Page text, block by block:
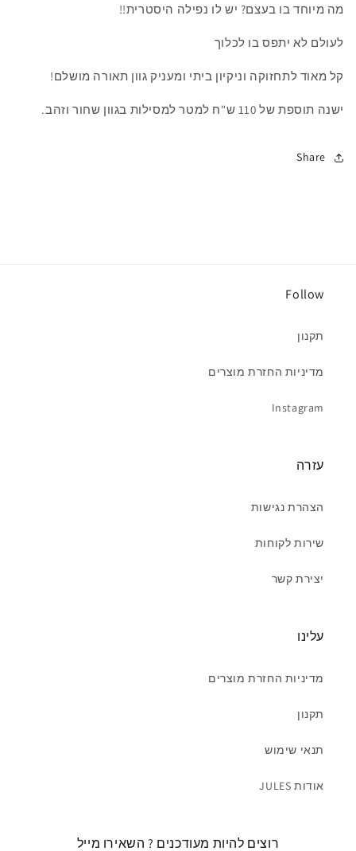
מה מיוחד בו בעצם? יש לו נפילה היסטרית!!
לעולם לא יתפס בו לכלוך
קל מאוד לתחזוקה וניקיון ביתי ומעניק גוון תאורה מושלם!
ישנה תוספת של 110 ש"ח למטר למסילות בגוון שחור וזהב.
Share
Follow
תקנון
מדיניות החזרת מוצרים
Instagram
עזרה
הצהרת נגישות
שירות לקוחות
יצירת קשר
עלינו
מדיניות החזרת מוצרים
תקנון
תנאי שימוש
אודות JULES
רוצים להיות מעודכנים ? השאירו מייל